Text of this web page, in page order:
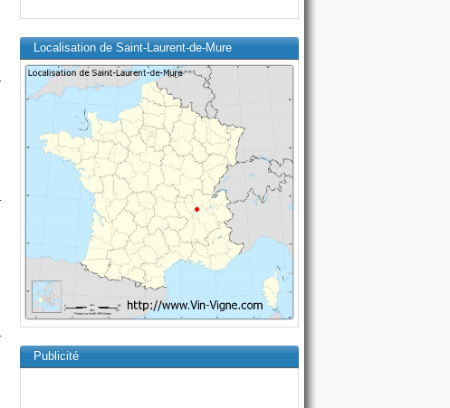
Localisation de Saint-Laurent-de-Mure
Publicité